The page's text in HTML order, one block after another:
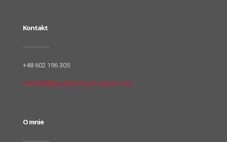
Kontakt
+48 602 196 305
kontakt@akademiawychowania.com
O mnie